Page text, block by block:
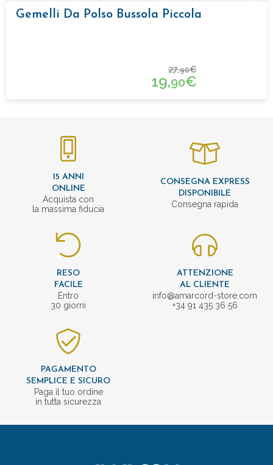
Gemelli Da Polso Bussola Piccola
27,90€
19,90€
15 ANNI
ONLINE
Acquista con
la massima fiducia
CONSEGNA EXPRESS
DISPONIBILE
Consegna rapida
RESO
FACILE
Entro
30 giorni
ATTENZIONE
AL CLIENTE
info@amarcord-store.com
+34 91 435 36 56
PAGAMENTO
SEMPLICE E SICURO
Paga il tuo ordine
in tutta sicurezza